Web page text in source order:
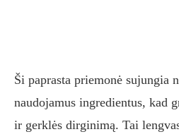
Ši paprasta priemonė sujungia
naudojamus ingredientus, kad
ir gerklės dirginimą. Tai